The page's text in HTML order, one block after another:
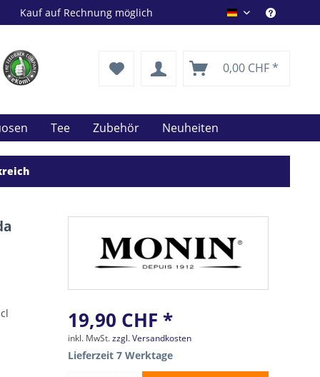
Kauf auf Rechnung möglich Drink Shop DE
0,00 CHF *
Tee Zubehör Neuheiten
19,90 CHF *
inkl. MwSt.zzgl. Versandkosten
Lieferzeit 7 Werktage